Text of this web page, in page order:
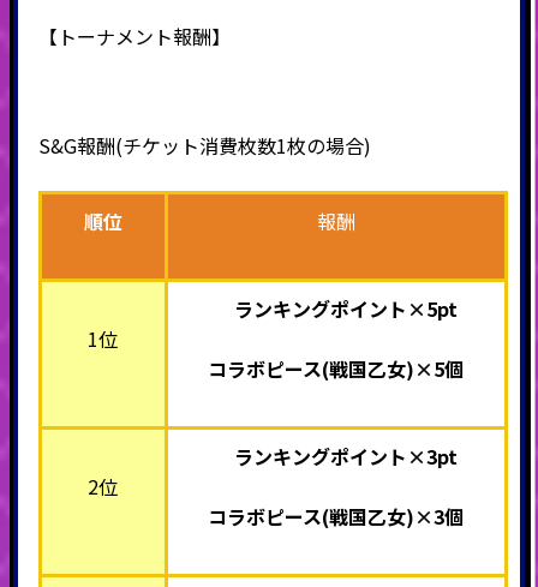
【トーナメント報酬】
S&G報酬(チケット消費枚数1枚の場合)
順位 報酬
1位
ランキングポイント×5pt
コラボピース(戦国乙女)×5個
2位
ランキングポイント×3pt
コラボピース(戦国乙女)×3個